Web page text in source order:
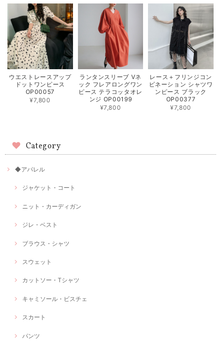
ウエストレースアップ
ドットワンピース
OP00057
¥7,800
ランタンスリーブ Vネ
ック フレアロングワン
ピース テラコッタオレ
ンジ OP00199
¥7,800
レース＋フリンジコン
ビネーション シャツワ
ンピース ブラック
OP00377
¥7,800
Category
◆アパレル
ジャケット・コート
ニット・カーディガン
ジレ・ベスト
ブラウス・シャツ
スウェット
カットソー・Tシャツ
キャミソール・ビスチェ
スカート
パンツ